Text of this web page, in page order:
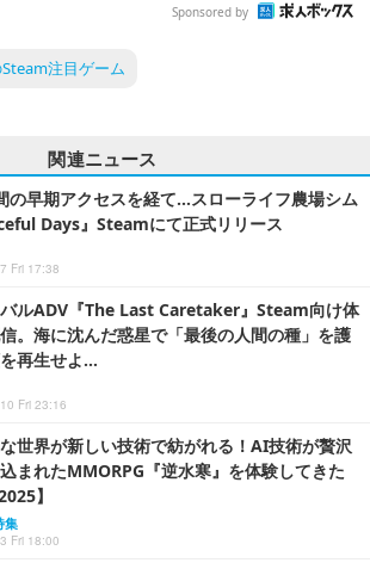
Sponsored by
注目ゲーム
関連ニュース
の早期アクセスを経て…スローライフ農場シム
Days』Steamにて正式リリース
Fri 17:38
ルADV『The Last Caretaker』Steam向け体
。海に沈んだ惑星で「最後の人間の種」を護
再生せよ…
Fri 23:16
世界が新しい技術で紡がれる！AI技術が贅沢
まれたMMORPG『逆水寒』を体験してきた
】
集
Fri 18:00